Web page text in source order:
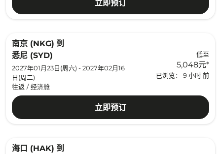
立即预订
南京 (NKG) 到
悉尼 (SYD)
2027年01月23日(周六) - 2027年02月16
日(周二)
往返 / 经济舱
低至
5,048元*
已浏览： 9 小时 前
立即预订
海口 (HAK) 到